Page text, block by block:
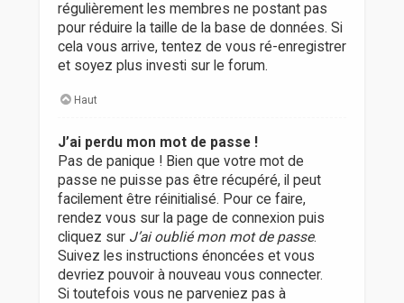
régulièrement les membres ne postant pas
pour réduire la taille de la base de données. Si
cela vous arrive, tentez de vous ré-enregistrer
et soyez plus investi sur le forum.
Haut
J’ai perdu mon mot de passe !
Pas de panique ! Bien que votre mot de
passe ne puisse pas être récupéré, il peut
facilement être réinitialisé. Pour ce faire,
rendez vous sur la page de connexion puis
cliquez sur J’ai oublié mon mot de passe.
Suivez les instructions énoncées et vous
devriez pouvoir à nouveau vous connecter.
Si toutefois vous ne parveniez pas à